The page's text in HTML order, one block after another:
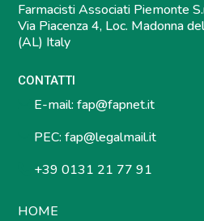
Farmacisti Associati Piemonte
Via Piacenza 4, Loc. Madonna
(AL) Italy
CONTATTI
E-mail: fap@fapnet.it
PEC: fap@legalmail.it
+39 0131 21 77 91
HOME